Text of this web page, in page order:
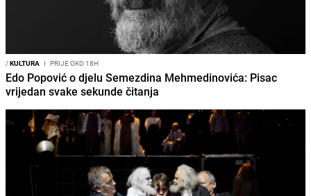
/KULTURA I PRIJE OKO 18H
Edo Popović o djelu Semezdina Mehmedinovića: Pisac
vrijedan svake sekunde čitanja